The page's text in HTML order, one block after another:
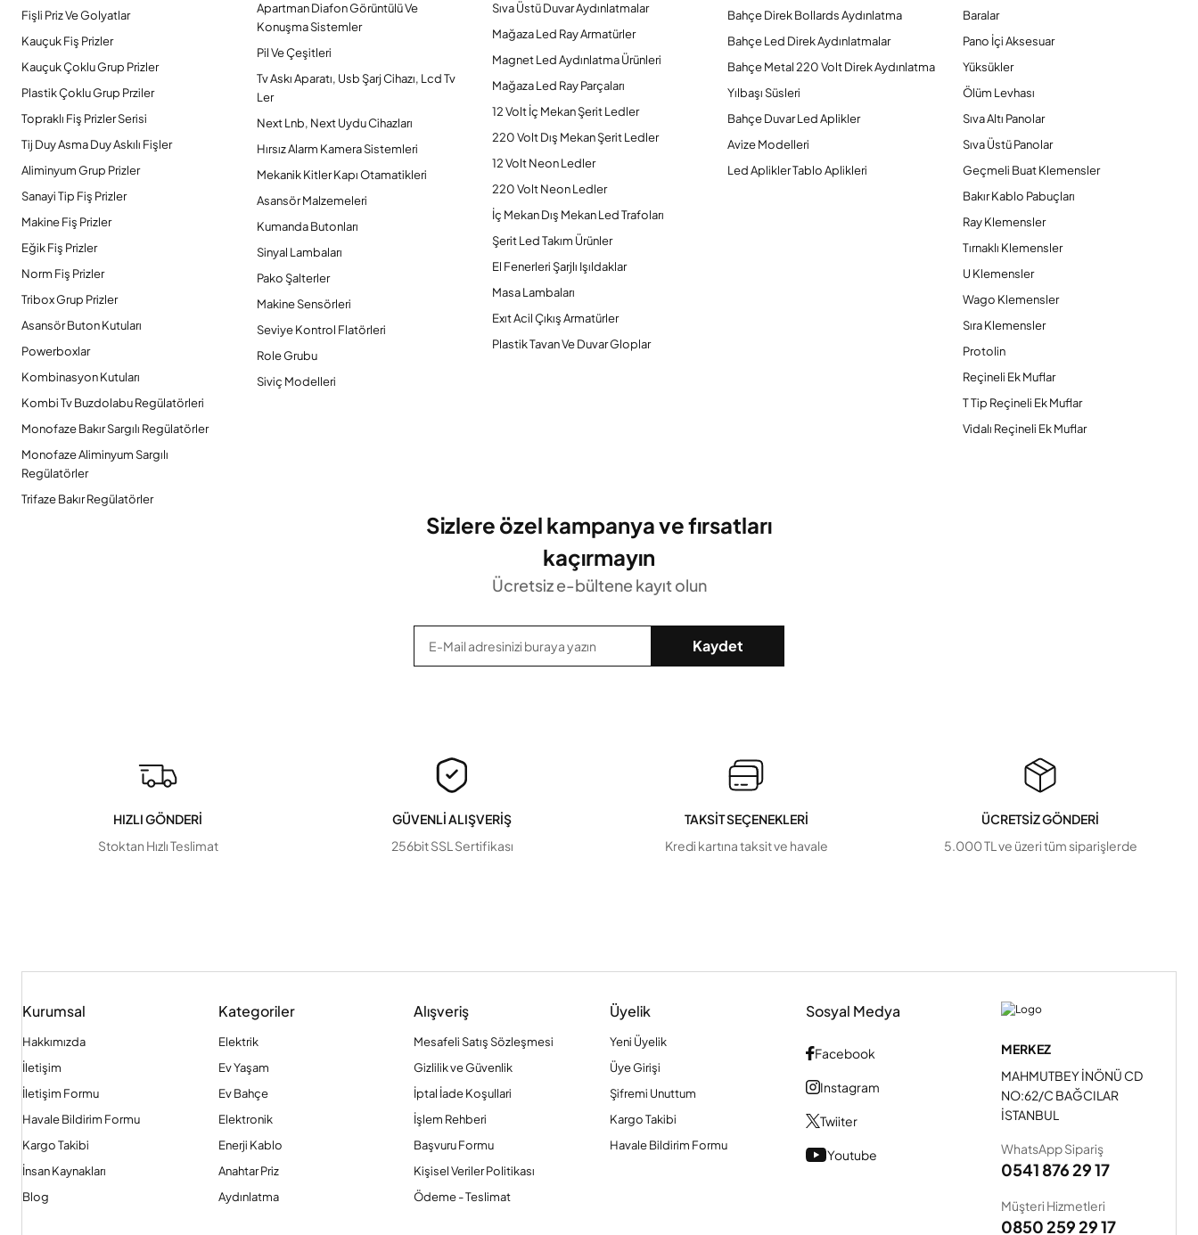
Fişli Priz Ve Golyatlar
Kauçuk Fiş Prizler
Kauçuk Çoklu Grup Prizler
Plastik Çoklu Grup Prziler
Topraklı Fiş Prizler Serisi
Tij Duy Asma Duy Askılı Fişler
Aliminyum Grup Prizler
Sanayi Tip Fiş Prizler
Makine Fiş Prizler
Eğik Fiş Prizler
Norm Fiş Prizler
Tribox Grup Prizler
Asansör Buton Kutuları
Powerboxlar
Kombinasyon Kutuları
Kombi Tv Buzdolabu Regülatörleri
Monofaze Bakır Sargılı Regülatörler
Monofaze Aliminyum Sargılı
Regülatörler
Trifaze Bakır Regülatörler
Apartman Diafon Görüntülü Ve
Konuşma Sistemler
Pil Ve Çeşitleri
Tv Askı Aparatı, Usb Şarj Cihazı, Lcd Tv
Ler
Next Lnb, Next Uydu Cihazları
Hırsız Alarm Kamera Sistemleri
Mekanik Kitler Kapı Otamatikleri
Asansör Malzemeleri
Kumanda Butonları
Sinyal Lambaları
Pako Şalterler
Makine Sensörleri
Seviye Kontrol Flatörleri
Role Grubu
Siviç Modelleri
Sıva Üstü Duvar Aydınlatmalar
Mağaza Led Ray Armatürler
Magnet Led Aydınlatma Ürünleri
Mağaza Led Ray Parçaları
12 Volt İç Mekan Şerit Ledler
220 Volt Dış Mekan Şerit Ledler
12 Volt Neon Ledler
220 Volt Neon Ledler
İç Mekan Dış Mekan Led Trafoları
Şerit Led Takım Ürünler
El Fenerleri Şarjlı Işıldaklar
Masa Lambaları
Exıt Acil Çıkış Armatürler
Plastik Tavan Ve Duvar Gloplar
Bahçe Direk Bollards Aydınlatma
Bahçe Led Direk Aydınlatmalar
Bahçe Metal 220 Volt Direk Aydınlatma
Yılbaşı Süsleri
Bahçe Duvar Led Aplikler
Avize Modelleri
Led Aplikler Tablo Aplikleri
Baralar
Pano İçi Aksesuar
Yüksükler
Ölüm Levhası
Sıva Altı Panolar
Sıva Üstü Panolar
Geçmeli Buat Klemensler
Bakır Kablo Pabuçları
Ray Klemensler
Tırnaklı Klemensler
U Klemensler
Wago Klemensler
Sıra Klemensler
Protolin
Reçineli Ek Muflar
T Tip Reçineli Ek Muflar
Vidalı Reçineli Ek Muflar
Sizlere özel kampanya ve fırsatları
kaçırmayın
Ücretsiz e-bültene kayıt olun
Kaydet
HIZLI GÖNDERİ
Stoktan Hızlı Teslimat
GÜVENLİ ALIŞVERİŞ
256bit SSL Sertifikası
TAKSİT SEÇENEKLERİ
Kredi kartına taksit ve havale
ÜCRETSİZ GÖNDERİ
5.000 TL ve üzeri tüm siparişlerde
Kurumsal
Hakkımızda
İletişim
İletişim Formu
Havale Bildirim Formu
Kargo Takibi
İnsan Kaynakları
Blog
Kategoriler
Elektrik
Ev Yaşam
Ev Bahçe
Elektronik
Enerji Kablo
Anahtar Priz
Aydınlatma
Alışveriş
Mesafeli Satış Sözleşmesi
Gizlilik ve Güvenlik
İptal İade Koşullari
İşlem Rehberi
Başvuru Formu
Kişisel Veriler Politikası
Ödeme - Teslimat
Üyelik
Yeni Üyelik
Üye Girişi
Şifremi Unuttum
Kargo Takibi
Havale Bildirim Formu
Sosyal Medya
Facebook
Instagram
Twiiter
Youtube
MERKEZ
MAHMUTBEY İNÖNÜ CD
NO:62/C BAĞCILAR
İSTANBUL
WhatsApp Sipariş
0541 876 29 17
Müşteri Hizmetleri
0850 259 29 17